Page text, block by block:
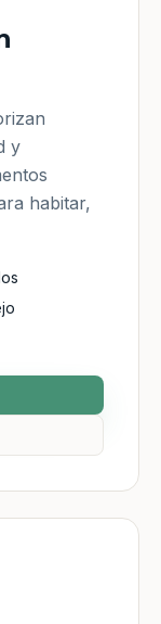
y
habitar,